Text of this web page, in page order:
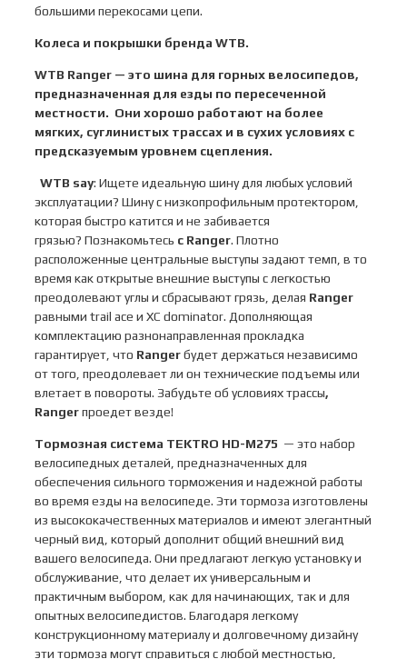
большими перекосами цепи.
Колеса и покрышки бренда WTB.
WTB Ranger — это шина для горных велосипедов,
предназначенная для езды по пересеченной
местности. Они хорошо работают на более
мягких, суглинистых трассах и в сухих условиях с
предсказуемым уровнем сцепления.
WTB say: Ищете идеальную шину для любых условий
эксплуатации? Шину с низкопрофильным протектором,
которая быстро катится и не забивается
грязью? Познакомьтесь с Ranger. Плотно
расположенные центральные выступы задают темп, в то
время как открытые внешние выступы с легкостью
преодолевают углы и сбрасывают грязь, делая Ranger
равными trail ace и XC dominator. Дополняющая
комплектацию разнонаправленная прокладка
гарантирует, что Rangerбудет держаться независимо
от того, преодолевает ли он технические подъемы или
влетает в повороты. Забудьте об условиях трассы,
Rangerпроедет везде!
Тормозная система TEKTRO HD-M275 — это набор
велосипедных деталей, предназначенных для
обеспечения сильного торможения и надежной работы
во время езды на велосипеде. Эти тормоза изготовлены
из высококачественных материалов и имеют элегантный
черный вид, который дополнит общий внешний вид
вашего велосипеда. Они предлагают легкую установку и
обслуживание, что делает их универсальным и
практичным выбором, как для начинающих, так и для
опытных велосипедистов. Благодаря легкому
конструкционному материалу и долговечному дизайну
эти тормоза могут справиться с любой местностью,